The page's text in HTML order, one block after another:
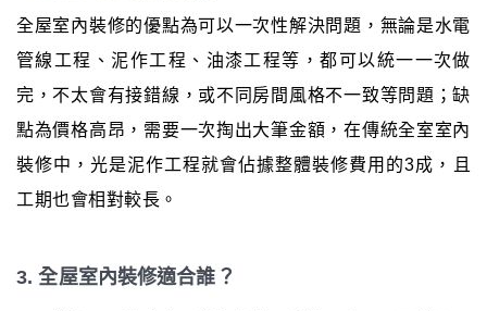
全屋室內裝修的優點為可以一次性解決問題，無論是水電
管線工程、泥作工程、油漆工程等，都可以統一一次做
完，不太會有接錯線，或不同房間風格不一致等問題；缺
點為價格高昂，需要一次掏出大筆金額，在傳統全室室內
裝修中，光是泥作工程就會佔據整體裝修費用的3成，且
工期也會相對較長。
3. 全屋室內裝修適合誰？